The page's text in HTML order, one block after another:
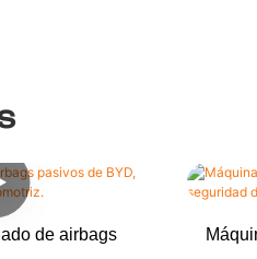
de airbags